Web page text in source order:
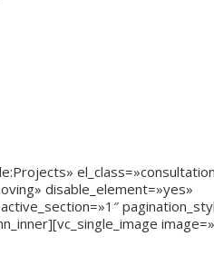
disable_element=»yes»